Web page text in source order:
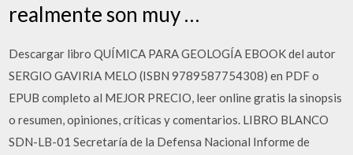
realmente son muy …
Descargar libro QUÍMICA PARA GEOLOGÍA EBOOK del autor
SERGIO GAVIRIA MELO (ISBN 9789587754308) en PDF o
EPUB completo al MEJOR PRECIO, leer online gratis la sinopsis
o resumen, opiniones, críticas y comentarios. LIBRO BLANCO
SDN-LB-01 Secretaría de la Defensa Nacional Informe de